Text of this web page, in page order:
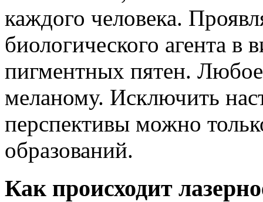
каждого человека.
биологического агента в
пигментных пятен.
меланому. Исключить
перспективы можно
образований.
Как происходит